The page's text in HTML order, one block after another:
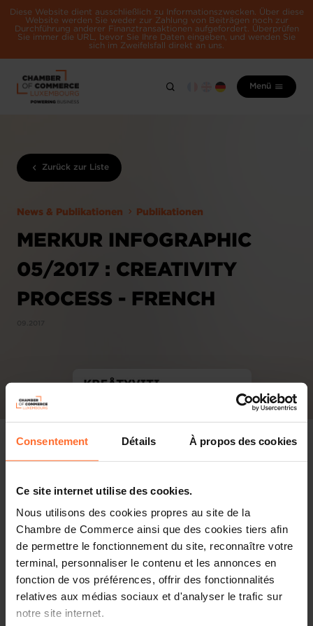
Consentement Détails À propos des cookies
Ce site internet utilise des cookies.
Nous utilisons des cookies propres au site de la
Chambre de Commerce ainsi que des cookies tiers afin
de permettre le fonctionnement du site, reconnaître votre
terminal, personnaliser le contenu et les annonces en
fonction de vos préférences, offrir des fonctionnalités
relatives aux médias sociaux et d'analyser le trafic sur
notre site internet.
Diese Website dient ausschließlich zu Informationszwecken. Über diese
Website werden Sie weder zur Zahlung von Beiträgen noch zur
Durchführung anderer Finanztransaktionen aufgefordert. Überprüfen
Sie immer die URL, bevor Sie Ihre Daten eingeben, und wenden Sie
sich im Zweifelsfall direkt an uns.
Menü
Zurück zur Liste
News & Publikationen Publikationen
MERKUR INFOGRAPHIC
05/2017 : CREATIVITY
PROCESS - FRENCH